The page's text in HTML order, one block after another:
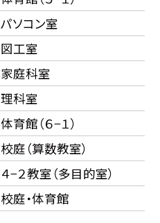
パソコン室
図工室
家庭科室
理科室
体育館（６−１）
校庭（算数教室）
４−２教室（多目的室）
校庭・体育館